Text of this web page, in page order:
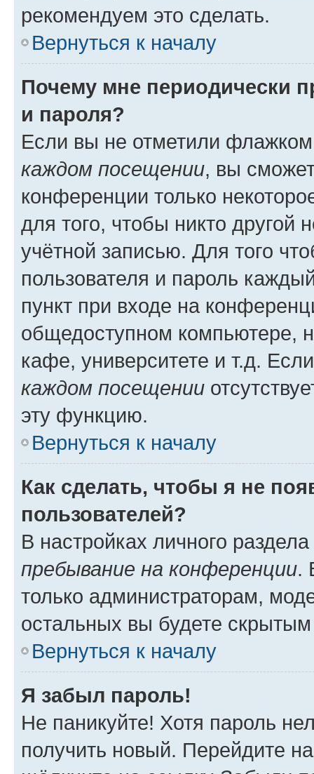
рекомендуем это сделать.
Вернуться к началу
Почему мне периодически
и пароля?
Если вы не отметили
каждом посещении, вы
конференции только
для того, чтобы никто другой
учётной записью. Для того
пользователя и пароль
пункт при входе на
общедоступном компьютере,
кафе, университете и т.д.
каждом посещении
эту функцию.
Вернуться к началу
Как сделать, чтобы я не
пользователей?
В настройках личного
пребывание на конференции.
только администраторам,
остальных вы будете
Вернуться к началу
Я забыл пароль!
Не паникуйте! Хотя пароль
получить новый. Перейдите